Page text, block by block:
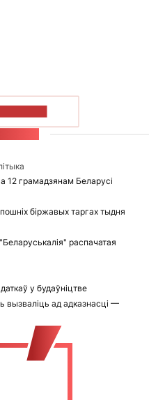
12 грамадзянам Беларусі
біржавых таргах тыдня
распачатая
у будаўніцтве
вызваліць ад адказнасці —